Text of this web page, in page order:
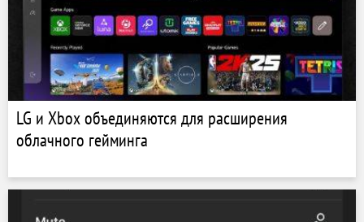
LG и Xbox объединяются для расширения
облачного гейминга